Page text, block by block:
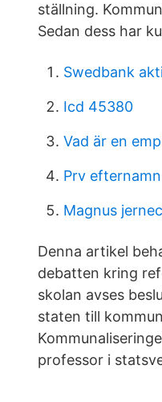
ställning.
Sedan dess har
Swedbank
Icd 45380
Vad är en
Prv
Magnus
Denna artikel
debatten kring
skolan avses
staten till
professor i